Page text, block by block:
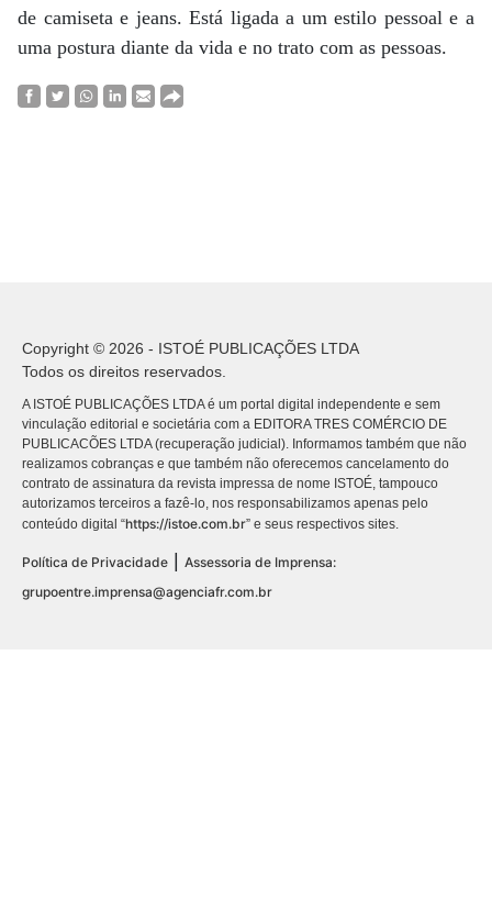
de camiseta e jeans. Está ligada a um estilo pessoal e a
uma postura diante da vida e no trato com as pessoas.
Copyright © 2026 - ISTOÉ PUBLICAÇÕES LTDA
Todos os direitos reservados.
A ISTOÉ PUBLICAÇÕES LTDA é um portal digital independente e sem
vinculação editorial e societária com a EDITORA TRES COMÉRCIO DE
PUBLICACÕES LTDA (recuperação judicial). Informamos também que não
realizamos cobranças e que também não oferecemos cancelamento do
contrato de assinatura da revista impressa de nome ISTOÉ, tampouco
autorizamos terceiros a fazê-lo, nos responsabilizamos apenas pelo
conteúdo digital “https://istoe.com.br” e seus respectivos sites.
Política de Privacidade
Assessoria de Imprensa:
grupoentre.imprensa@agenciafr.com.br